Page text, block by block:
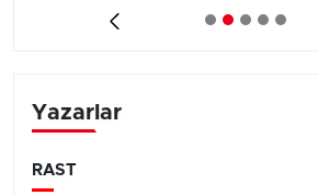
Yazarlar
RAST